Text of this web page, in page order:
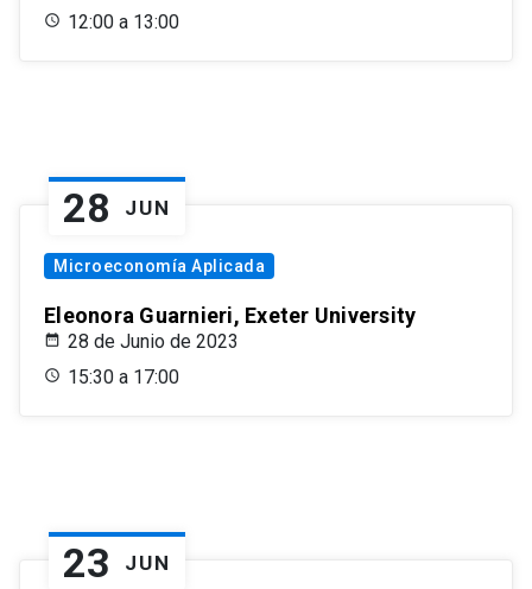
12:00 a 13:00
28 JUN
Microeconomía Aplicada
Eleonora Guarnieri, Exeter University
28 de Junio de 2023
15:30 a 17:00
23 JUN